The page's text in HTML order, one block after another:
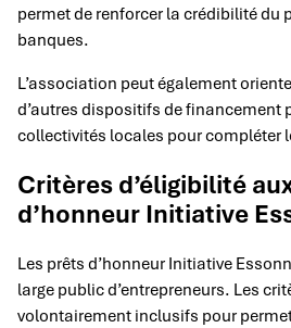
permet de renforcer la crédibilité du
banques.
L’association peut également
d’autres dispositifs de financement
collectivités locales pour compléter
Critères d’éligibilité
d’honneur Initiative
Les prêts d’honneur Initiative
large public d’entrepreneurs. Les
volontairement inclusifs pour